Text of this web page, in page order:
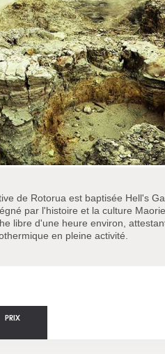
de Rotorua est baptisée Hell's
par l'histoire et la culture
libre d'une heure environ,
en pleine activité.
PRIX